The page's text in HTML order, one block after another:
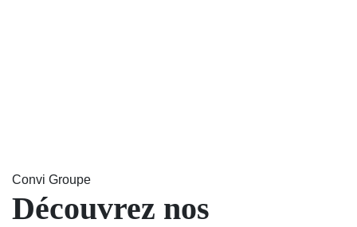
Convi Groupe
Découvrez nos